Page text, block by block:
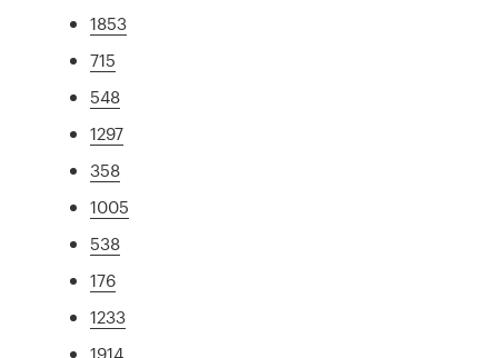
1853
715
548
1297
358
1005
538
176
1233
1914